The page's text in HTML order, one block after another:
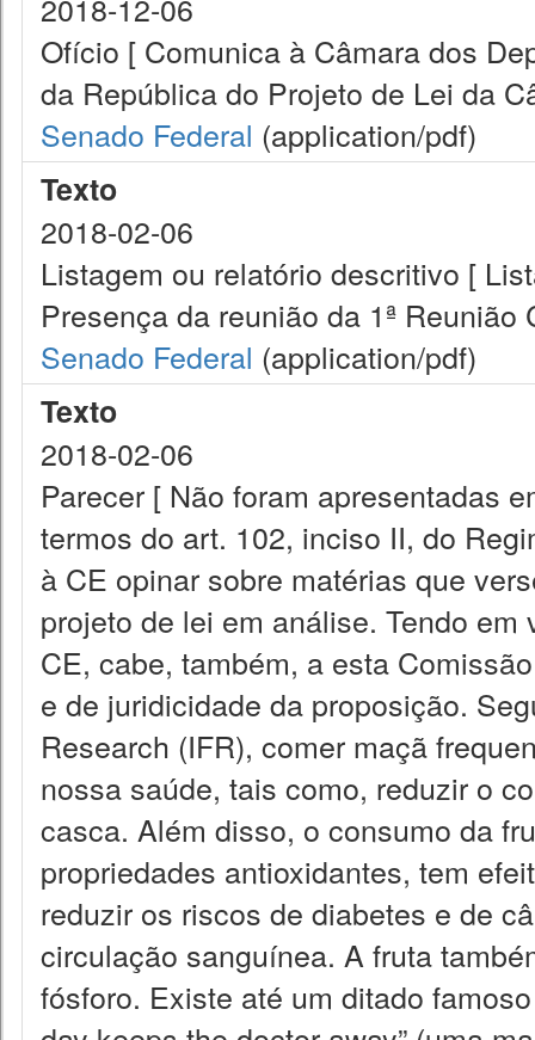
Ofício [ Comunica à Câmara dos
da República do Projeto de Lei da
Senado Federal (application/pdf)
Texto
2018-02-06
Listagem ou relatório descritivo [
Presença da reunião da 1ª Reunião
Senado Federal (application/pdf)
Texto
2018-02-06
Parecer [ Não foram apresentadas
termos do art. 102, inciso II, do
à CE opinar sobre matérias que
projeto de lei em análise. Tendo
CE, cabe, também, a esta
e de juridicidade da proposição.
Research (IFR), comer maçã
nossa saúde, tais como, reduzir o
casca. Além disso, o consumo da
propriedades antioxidantes, tem
reduzir os riscos de diabetes e de
circulação sanguínea. A fruta
fósforo. Existe até um ditado